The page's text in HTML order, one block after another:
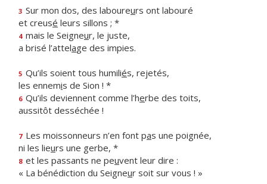
3 Sur mon dos, des laboureurs ont labouré
et creusé leurs sillons ; *
4 mais le Seigneur, le juste,
a brisé l’attelage des impies.
5 Qu’ils soient tous humiliés, rejetés,
les ennemis de Sion ! *
6 Qu’ils deviennent comme l’herbe des toits,
aussitôt desséchée !
7 Les moissonneurs n’en font pas une poignée,
ni les lieurs une gerbe, *
8 et les passants ne peuvent leur dire :
« La bénédiction du Seigneur soit sur vous ! »